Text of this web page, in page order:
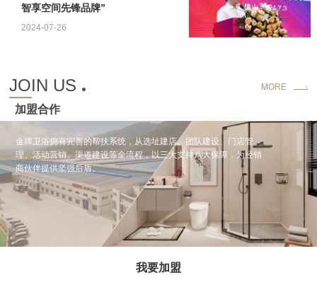
智享空间先锋品牌”
2024-07-26
JOIN US
加盟合作
MORE
金牌卫浴拥有完善的帮扶系统，从选址建店、团队建设、门店管
理、活动营销、渠道建设等全流程，以三大支持八大保障，为经销
商伙伴提供坚强后盾。
我要加盟